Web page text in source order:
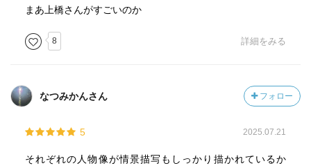
まあ上橋さんがすごいのか
8 詳細をみる
なつみかんさん フォロー
5 2025.07.21
それぞれの人物像が情景描写もしっかり描かれているか